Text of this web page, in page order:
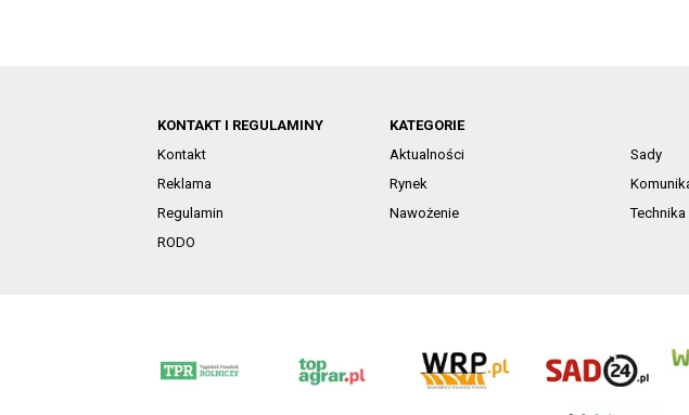
KONTAKT I REGULAMINY
Kontakt
Reklama
Regulamin
RODO
KATEGORIE
Aktualności
Sady
Rynek
Nawożenie
Technika